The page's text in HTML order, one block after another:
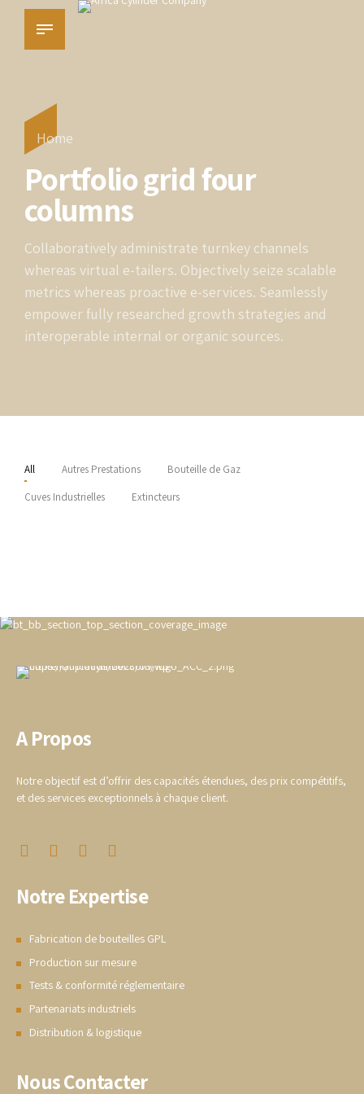
Home
Portfolio grid four
columns
Collaboratively administrate turnkey channels
whereas virtual e-tailers. Objectively seize scalable
metrics whereas proactive e-services. Seamlessly
empower fully researched growth strategies and
interoperable internal or organic sources.
All Autres Prestations Bouteille de Gaz
Cuves Industrielles Extincteurs
A Propos
Notre objectif est d’offrir des capacités étendues, des prix compétitifs,
et des services exceptionnels à chaque client.
Notre Expertise
Fabrication de bouteilles GPL
Production sur mesure
Tests & conformité réglementaire
Partenariats industriels
Distribution & logistique
Nous Contacter